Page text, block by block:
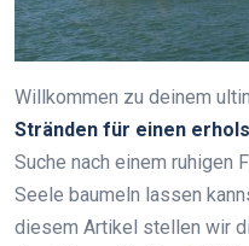
Willkommen zu deinem
Stränden für einen
Suche nach einem ruhigen
Seele baumeln lassen
diesem Artikel stellen wir